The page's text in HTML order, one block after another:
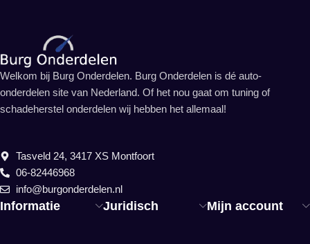
Informatie Juridisch Mijn account
Welkom bij Burg Onderdelen. Burg Onderdelen is dé auto-
onderdelen site van Nederland. Of het nou gaat om tuning of
schadeherstel onderdelen wij hebben het allemaal!
Tasveld 24, 3417 XS Montfoort
06-82446968
info@burgonderdelen.nl